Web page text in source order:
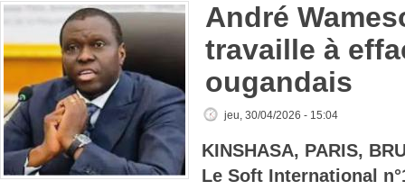
André
travaille à
ougandais
jeu, 30/04/2026 - 15:04
KINSHASA, PARIS,
Le Soft International